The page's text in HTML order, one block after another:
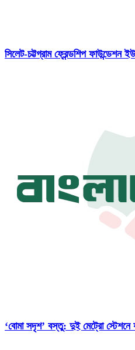
সিলেট-চট্টগ্রাম ফ্রেন্ডশিপ ফাউন্ডেশন
‘বোমা সদৃশ’ বস্তু: দুই মেট্রো স্টেশনে